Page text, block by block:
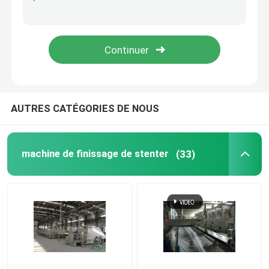
machine de stenter de tissu
Machine de vapeur de boucle
AUTRES CATÉGORIES DE NOUS
machine de finissage de stenter (33)